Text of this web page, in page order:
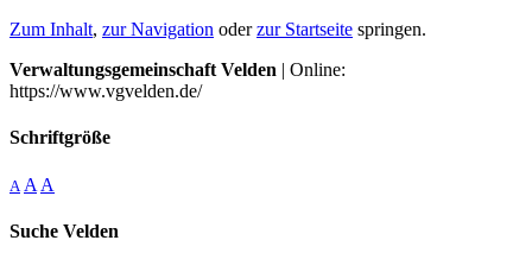
Zum Inhalt, zur Navigation oderzur Startseite springen.
Verwaltungsgemeinschaft Velden | Online:
https://www.vgvelden.de/
Schriftgröße
A A A
Suche Velden